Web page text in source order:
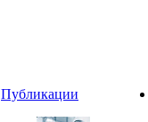
Публикации